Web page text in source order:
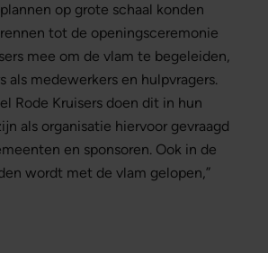
op grote schaal konden
tot de openingsceremonie
mee om de vlam te begeleiden,
als medewerkers en hulpvragers.
Rode Kruisers doen dit in hun
als organisatie hiervoor gevraagd
en sponsoren. Ook in de
wordt met de vlam gelopen,”